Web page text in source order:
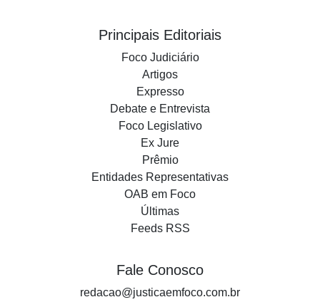
Principais Editoriais
Foco Judiciário
Artigos
Expresso
Debate e Entrevista
Foco Legislativo
Ex Jure
Prêmio
Entidades Representativas
OAB em Foco
Últimas
Feeds RSS
Fale Conosco
redacao@justicaemfoco.com.br